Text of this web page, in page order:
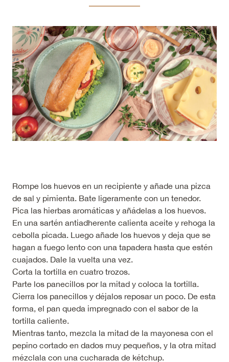
Rompe los huevos en un recipiente y añade una pizca
de sal y pimienta. Bate ligeramente con un tenedor.
Pica las hierbas aromáticas y añádelas a los huevos.
En una sartén antiadherente calienta aceite y rehoga la
cebolla picada. Luego añade los huevos y deja que se
hagan a fuego lento con una tapadera hasta que estén
cuajados. Dale la vuelta una vez.
Corta la tortilla en cuatro trozos.
Parte los panecillos por la mitad y coloca la tortilla.
Cierra los panecillos y déjalos reposar un poco. De esta
forma, el pan queda impregnado con el sabor de la
tortilla caliente.
Mientras tanto, mezcla la mitad de la mayonesa con el
pepino cortado en dados muy pequeños, y la otra mitad
mézclala con una cucharada de kétchup.